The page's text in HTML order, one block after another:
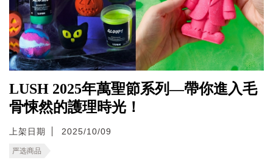
LUSH 2025年萬聖節系列—帶你進入毛
骨悚然的護理時光！
上架日期 2025/10/09
严选商品